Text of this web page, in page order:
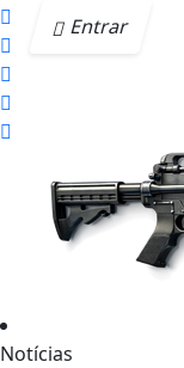
Entrar
Notícias